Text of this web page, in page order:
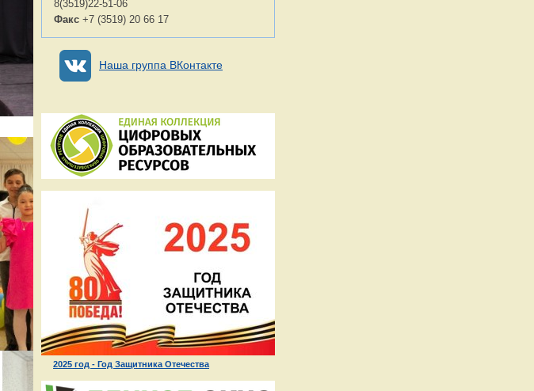
8(3519)22-51-06
Факс +7 (3519) 20 66 17
Наша группа ВКонтакте
2025 год - Год Защитника Отечества